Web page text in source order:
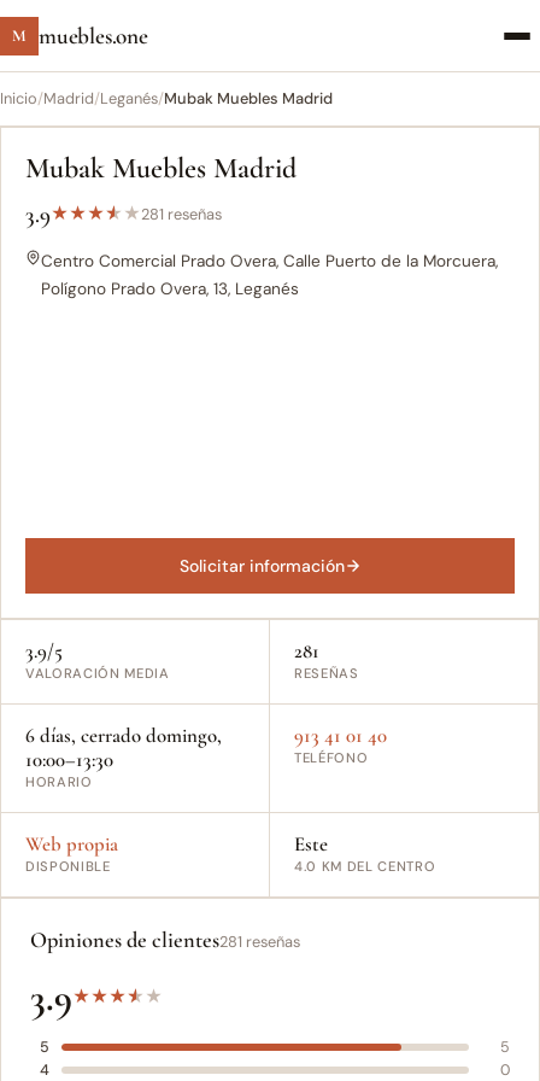
M muebles.one
Inicio/Madrid/Leganés/Mubak Muebles Madrid
Mubak Muebles Madrid
3.9★★★★ ★281 reseñas
Centro Comercial Prado Overa, Calle Puerto de la Morcuera,
Polígono Prado Overa, 13, Leganés
Solicitar información
3.9/5
VALORACIÓN MEDIA
281
RESEÑAS
6 días, cerrado domingo,
10:00–13:30
HORARIO
913 41 01 40
TELÉFONO
Web propia
DISPONIBLE
Este
4.0 KM DEL CENTRO
Opiniones de clientes281 reseñas
3.9★★★★ ★
5
5
4
0